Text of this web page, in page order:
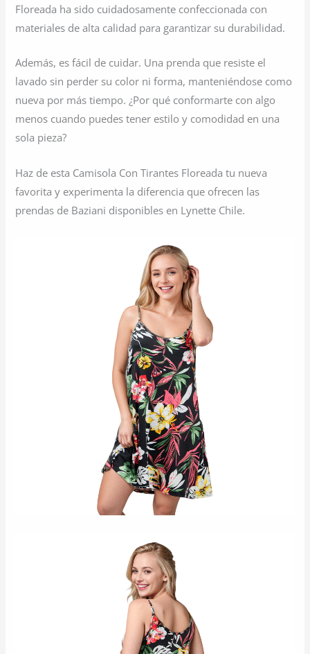
Floreada ha sido cuidadosamente confeccionada con
materiales de alta calidad para garantizar su durabilidad.
Además, es fácil de cuidar. Una prenda que resiste el
lavado sin perder su color ni forma, manteniéndose como
nueva por más tiempo. ¿Por qué conformarte con algo
menos cuando puedes tener estilo y comodidad en una
sola pieza?
Haz de esta Camisola Con Tirantes Floreada tu nueva
favorita y experimenta la diferencia que ofrecen las
prendas de Baziani disponibles en Lynette Chile.